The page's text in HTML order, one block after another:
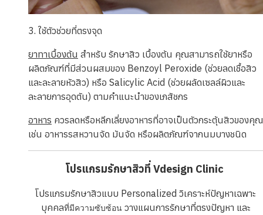
3. ใช้ตัวช่วยที่ตรงจุด
ยาทาเบื้องต้น สำหรับ รักษาสิว เบื้องต้น คุณสามารถใช้ยาหรือ
ผลิตภัณฑ์ที่มีส่วนผสมของ Benzoyl Peroxide (ช่วยลดเชื้อสิว
และละลายหัวสิว) หรือ Salicylic Acid (ช่วยผลัดเซลล์ผิวและ
ละลายการอุดตัน) ตามคำแนะนำของเภสัชกร
อาหาร ควรลดหรือหลีกเลี่ยงอาหารที่อาจเป็นตัวกระตุ้นสิวของคุณ
เช่น อาหารรสหวานจัด มันจัด หรือผลิตภัณฑ์จากนมบางชนิด
โปรแกรมรักษาสิวที่ Vdesign Clinic
โปรแกรมรักษาสิวแบบ Personalized วิเคราะห์ปัญหาเฉพาะ
บุคคลที่มีความซับซ้อนวางแผนการรักษาที่ตรงปัญหา และ